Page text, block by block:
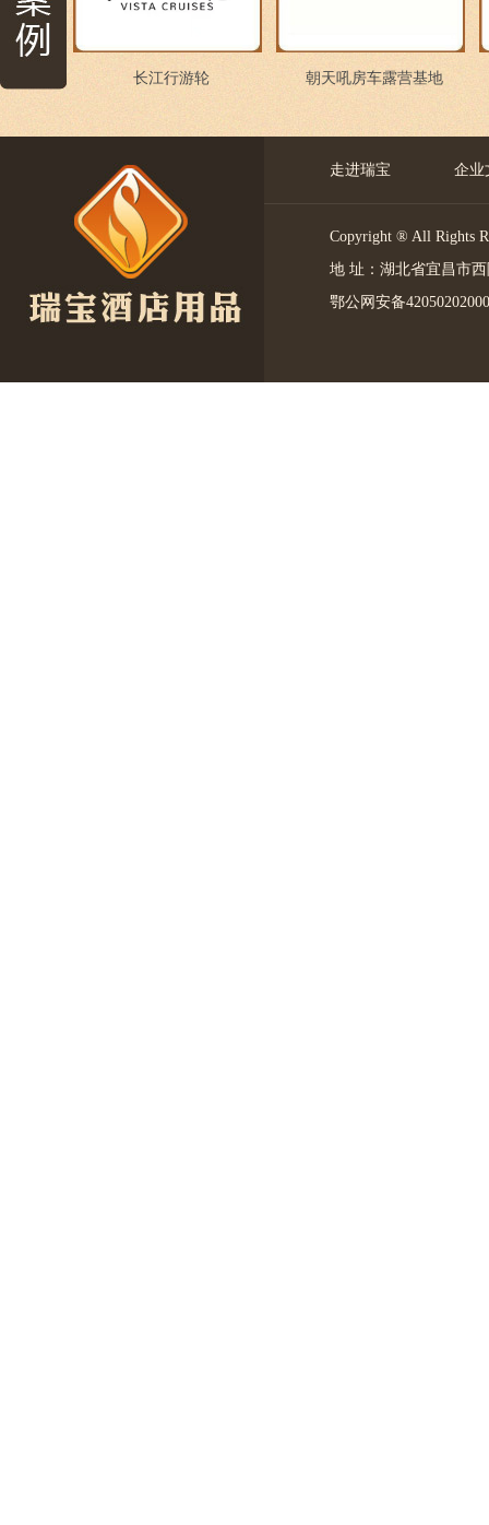
长江行游轮 朝天吼房车露营基地
走进瑞宝 企业
Copyright ® All Rights
地 址：湖北省宜昌市西
鄂公网安备